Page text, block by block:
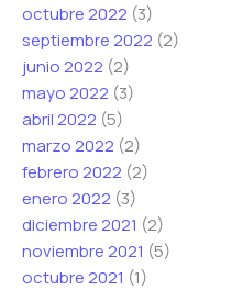
octubre 2022 (3)
septiembre 2022 (2)
junio 2022 (2)
mayo 2022 (3)
abril 2022 (5)
marzo 2022 (2)
febrero 2022 (2)
enero 2022 (3)
diciembre 2021 (2)
noviembre 2021 (5)
octubre 2021 (1)